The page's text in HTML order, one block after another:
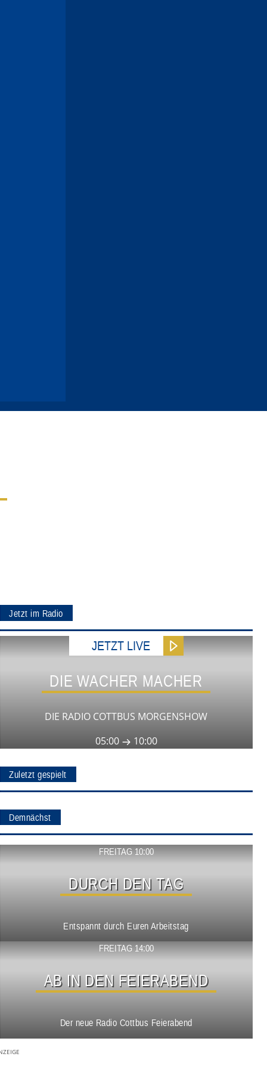
Jetzt im Radio
JETZT LIVE
DIE WACHER MACHER
DIE RADIO COTTBUS MORGENSHOW
05:00
10:00
Zuletzt gespielt
Demnächst
FREITAG 10:00
DURCH DEN TAG
Entspannt durch Euren Arbeitstag
Show ansehen
FREITAG 14:00
AB IN DEN FEIERABEND
Der neue Radio Cottbus Feierabend
Show ansehen